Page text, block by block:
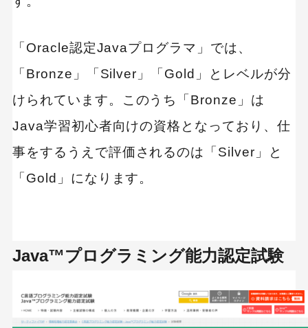
「Oracle認定Javaプログラマ」では、
「Bronze」「Silver」「Gold」とレベルが分
けられています。このうち「Bronze」は
Java学習初心者向けの資格となっており、仕
事をするうえで評価されるのは「Silver」と
「Gold」になります。
Java™プログラミング能力認定試験